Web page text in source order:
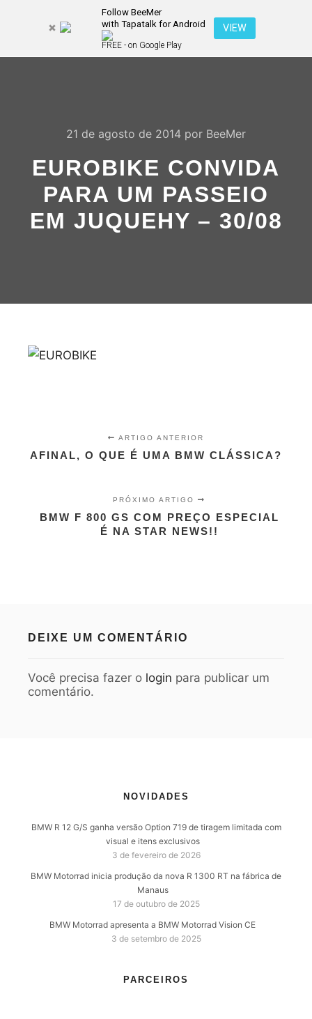
Follow BeeMer
with Tapatalk for Android
FREE - on Google Play
VIEW
21 de agosto de 2014 por BeeMer
EUROBIKE CONVIDA
PARA UM PASSEIO
EM JUQUEHY – 30/08
ARTIGO ANTERIOR
AFINAL, O QUE É UMA BMW CLÁSSICA?
PRÓXIMO ARTIGO
BMW F 800 GS COM PREÇO ESPECIAL
É NA STAR NEWS!!
DEIXE UM COMENTÁRIO
Você precisa fazer o login para publicar um
comentário.
NOVIDADES
BMW R 12 G/S ganha versão Option 719 de tiragem limitada com
visual e itens exclusivos
3 de fevereiro de 2026
BMW Motorrad inicia produção da nova R 1300 RT na fábrica de
Manaus
17 de outubro de 2025
BMW Motorrad apresenta a BMW Motorrad Vision CE
3 de setembro de 2025
PARCEIROS